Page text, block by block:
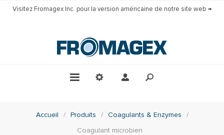
Visitez Fromagex Inc. pour la version américaine de notre site web →
Accueil / Produits / Coagulants & Enzymes
/
Coagulant microbien